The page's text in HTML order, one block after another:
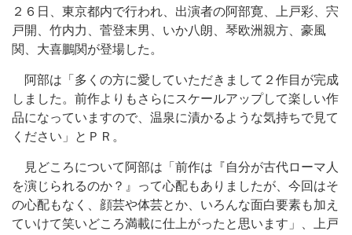
２６日、東京都内で行われ、出演者の阿部寛、上戸彩、宍
戸開、竹内力、菅登末男、いか八朗、琴欧洲親方、豪風
関、大喜鵬関が登場した。
阿部は「多くの方に愛していただきまして２作目が完成
しました。前作よりもさらにスケールアップして楽しい作
品になっていますので、温泉に漬かるような気持ちで見て
ください」とＰＲ。
見どころについて阿部は「前作は『自分が古代ローマ人
を演じられるのか？』って心配もありましたが、今回はそ
の心配もなく、顔芸や体芸とか、いろんな面白要素も加え
ていけて笑いどころ満載に仕上がったと思います」、上戸